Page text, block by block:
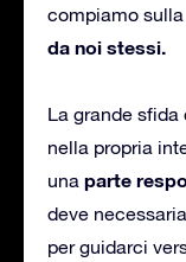
compiamo sulla
da noi stessi.
La grande
nella propria
una parte
deve
per guidarci